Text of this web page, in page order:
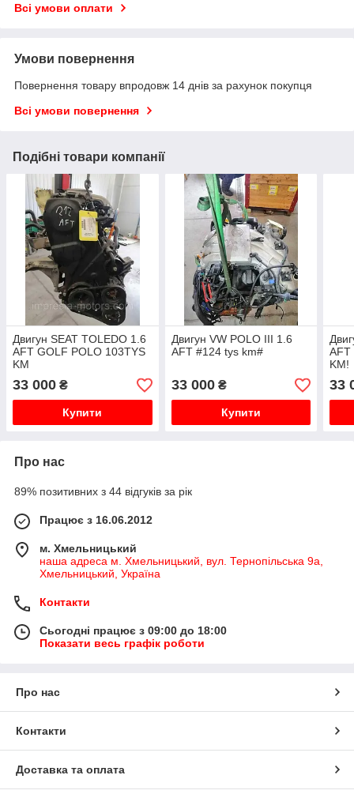
Всі умови оплати
Умови повернення
Повернення товару впродовж 14 днів за рахунок покупця
Всі умови повернення
Подібні товари компанії
Двигун SEAT TOLEDO 1.6
AFT GOLF POLO 103TYS
KM
33 000 ₴
Купити
Двигун VW POLO III 1.6
AFT #124 tys km#
33 000₴
Купити
AFT
KM!
33
Про нас
89% позитивних з 44 відгуків за рік
Працює з 16.06.2012
м. Хмельницький
наша адреса м. Хмельницький, вул. Тернопільська 9а,
Хмельницький, Україна
Контакти
Сьогодні працює з 09:00 до 18:00
Показати весь графік роботи
Про нас
Контакти
Доставка та оплата